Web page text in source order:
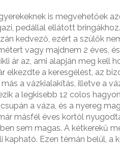
is megvehetőek
pedállal ellátott bringákhoz.
kedvező, ezért a szülők
vagy majdnem 2 éves,
ár az, ami alapján meg kell
elkezdte a keresgélést, az
a vázkialakítás, illetve a
a legkisebb 12 colos
a váza, és a nyereg
másfél éves kortól
sem magas. A kétkerekű
kapható. Ezen témán belül, a